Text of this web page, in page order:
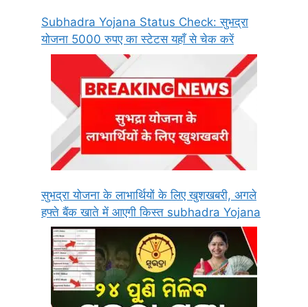
Subhadra Yojana Status Check: सुभद्रा
योजना 5000 रुपए का स्टेटस यहाँ से चेक करें
सुभद्रा योजना के लाभार्थियों के लिए खुशखबरी, अगले
हफ्ते बैंक खाते में आएगी किस्त subhadra Yojana